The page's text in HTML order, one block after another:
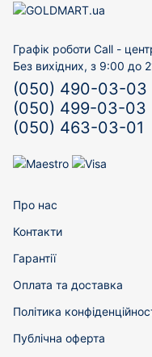
Графік роботи Call -
Без вихідних, з 9:00 до
(050) 490-03-03
(050) 499-03-03
(050) 463-03-01
Про нас
Контакти
Гарантії
Оплата та доставка
Політика
Публічна оферта